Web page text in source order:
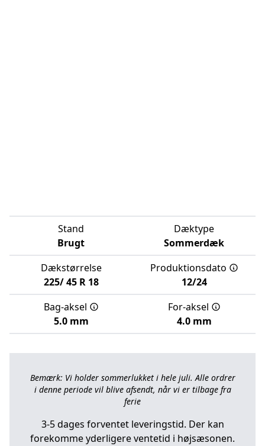
Stand
Brugt
Dæktype
Sommerdæk
Dækstørrelse
225/ 45 R 18
Produktionsdato
12/24
Bag-aksel
5.0 mm
For-aksel
4.0 mm
Bemærk: Vi holder sommerlukket i hele juli. Alle ordrer
i denne periode vil blive afsendt, når vi er tilbage fra
ferie
3-5 dages forventet leveringstid. Der kan
forekomme yderligere ventetid i højsæsonen.